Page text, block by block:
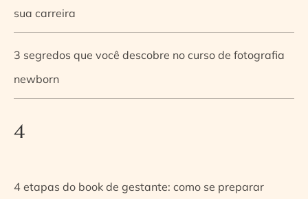
sua carreira
3 segredos que você descobre no curso de fotografia
newborn
4
4 etapas do book de gestante: como se preparar